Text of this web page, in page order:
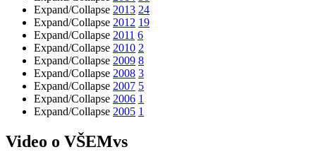
Expand/Collapse 2013 24
Expand/Collapse 2012 19
Expand/Collapse 2011 6
Expand/Collapse 2010 2
Expand/Collapse 2009 8
Expand/Collapse 2008 3
Expand/Collapse 2007 5
Expand/Collapse 2006 1
Expand/Collapse 2005 1
Video o VŠEMvs